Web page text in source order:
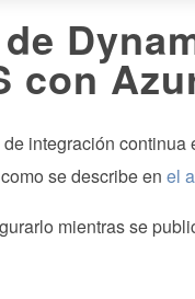
con
integración
se describe en el
mientras se